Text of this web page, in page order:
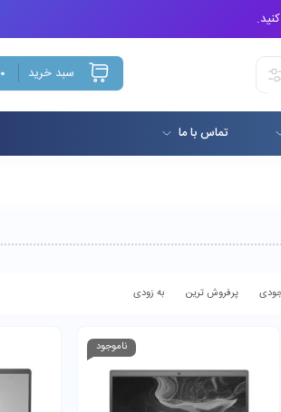
سبد خرید 0
تماس با ما
پرفروش ترین به زودی
ناموجود